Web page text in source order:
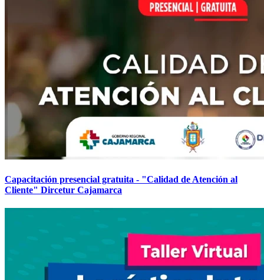
Capacitación presencial gratuita - "Calidad de Atención al
Cliente" Dircetur Cajamarca